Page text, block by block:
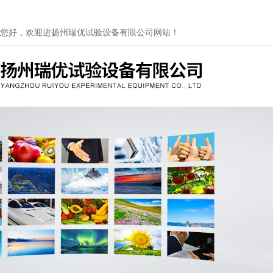
您好，欢迎进扬州瑞优试验设备有限公司网站！